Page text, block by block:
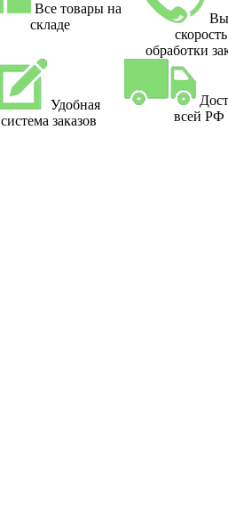
Все товары на
складе
скорость
обработки
Удобная
система заказов
всей РФ